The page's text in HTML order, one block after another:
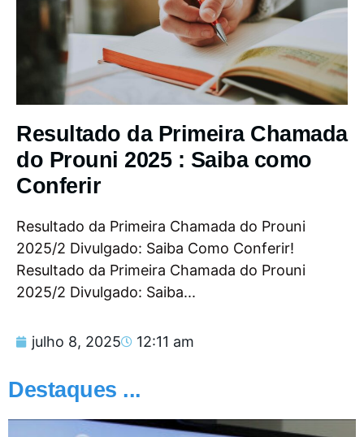
Resultado da Primeira Chamada
do Prouni 2025 : Saiba como
Conferir
Resultado da Primeira Chamada do Prouni
2025/2 Divulgado: Saiba Como Conferir!
Resultado da Primeira Chamada do Prouni
2025/2 Divulgado: Saiba...
julho 8, 2025 12:11 am
Destaques ...